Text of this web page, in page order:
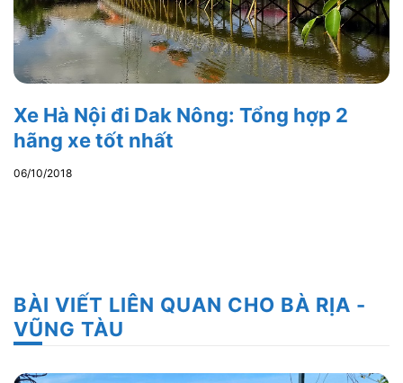
Xe Hà Nội đi Dak Nông: Tổng hợp 2
hãng xe tốt nhất
06/10/2018
BÀI VIẾT LIÊN QUAN CHO BÀ RỊA -
VŨNG TÀU